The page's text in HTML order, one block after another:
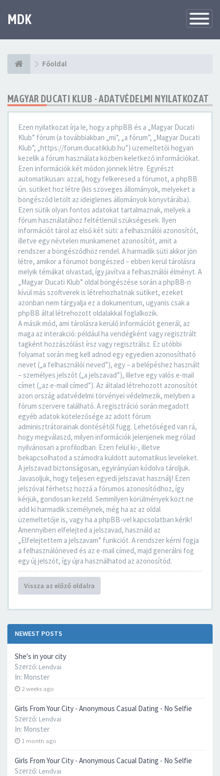
navigáció
MDK
Főoldal
NEWEST POSTS
She's in your city
Szerző: Lendvai
In: Monster
2 weeks ago
Girls From Your City - Anonymous Casual Dating - No Selfie
Szerző: Lendvai
In: Monster
1 month ago
Girls From Your City - Anonymous Cacual Dating - No Selfie
Szerző: Lendvai
MAGYAR DUCATI KLUB - ADATVÉDELMI NYILATKOZAT
Ezen nyilatkozat írja le, hogy a phpBB és a „Magyar Ducati
Klub” fórum (a továbbiakban „mi”, „a fórum”, „Magyar Ducati
Klub”, „https://forum.ducatiklub.hu”) üzemeltetői hogyan
kezelik a fórum használata közben keletkező információkat.
Ezen információk két módon jönnek létre. Egyrészt
automatikusan: azzal, hogy felkeresed a fórumot, a phpBB
ún. sütiket hoz létre (kis szöveges állományok, melyeket a
böngésződ letölt az ideiglenes állományok könyvtárába).
Ezen sütik olyan fontos adatokat tartalmaznak, melyek a
fórum használatához feltétlenül szükségesek. Ilyen
információt tárol az első két süti: a felhasználói azonosítót,
illetve egy névtelen munkamenet azonosítót, amit a
rendszer a böngésződhöz rendel. A harmadik süti akkor jön
létre, amikor a fórumot böngészed – ebben kerül tárolásra
melyik témákat olvastad, így javítva a felhasználói élményt. A
„Magyar Ducati Klub” oldal böngészése során a phpBB-n
kívül más szoftverek is létrehozhatnak sütiket, ezeket
azonban nem tárgyalja ez a dokumentum, ugyanis csak a
phpBB által létrehozott oldalakkal foglalkozik.
A másik mód, ami tárolásra kerülő információt generál, az
maga az interakció: például ha vendégként vagy regisztrált
tagként hozzászólást írsz vagy regisztrálsz. Ez utóbbi
folyamat során meg kell adnod egy egyedien azonosítható
nevet („a felhasználói neved”), egy – a belépéshez használt
– személyes jelszót („a jelszavad”), illetve egy valós e-mail
címet („az e-mail címed”). Az általad létrehozott azonosítót
azon ország adatvédelmi törvényei védelmezik, melyben a
fórum szervere található. A regisztráció során megadott
egyéb adatok kötelezősége az adott fórum
adminisztrátorainak döntésétől függ. Lehetőséged van rá,
hogy megválaszd, milyen információk jelenjenek meg rólad
nyilvánosan a profilodban. Ezen felül ki-, illetve
bekapcsolhatod a számodra küldött automatikus leveleket.
A jelszavad biztonságosan, egyirányúan kódolva tároljuk.
Javasoljuk, hogy teljesen egyedi jelszavat használj! Ezen
jelszóval férhetsz hozzá a fórumos azonosítódhoz, így
kérjük, gondosan kezeld. Semmilyen körülmények közt ne
add ki harmadik személynek, még ha az az oldal
üzemeltetője is, vagy ha a phpBB-vel kapcsolatban kérik!
Amennyiben elfelejted a jelszavad, használd az
„Elfelejtettem a jelszavam” funkciót. A rendszer kérni fogja
a felhasználóneved és az e-mail címed, majd generálni fog
egy új jelszót, így újra használhatod az azonosítód.
Vissza az előző oldalra